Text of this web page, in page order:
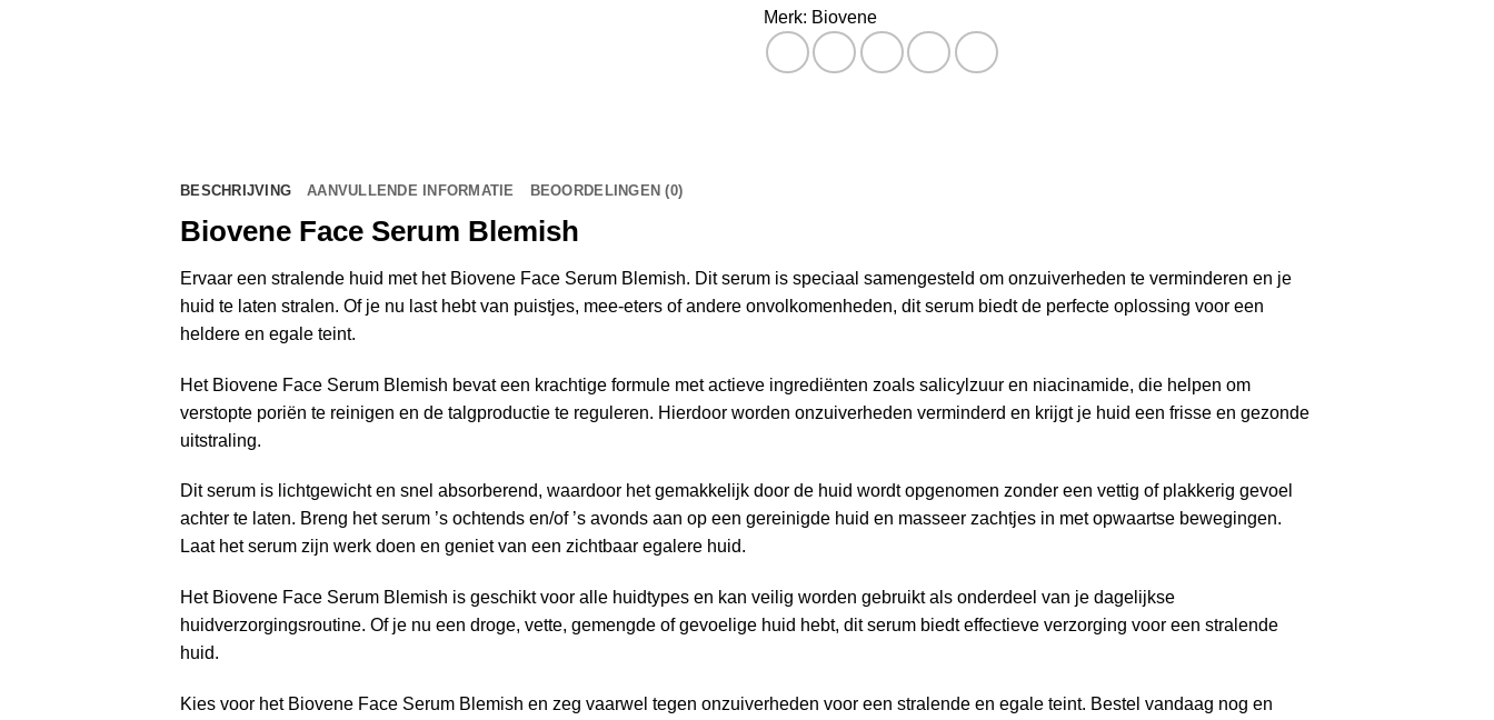
Merk: Biovene
BESCHRIJVING AANVULLENDE INFORMATIE BEOORDELINGEN (0)
Biovene Face Serum Blemish
Ervaar een stralende huid met het Biovene Face Serum Blemish. Dit serum is speciaal samengesteld om onzuiverheden te verminderen en je
huid te laten stralen. Of je nu last hebt van puistjes, mee-eters of andere onvolkomenheden, dit serum biedt de perfecte oplossing voor een
heldere en egale teint.
Het Biovene Face Serum Blemish bevat een krachtige formule met actieve ingrediënten zoals salicylzuur en niacinamide, die helpen om
verstopte poriën te reinigen en de talgproductie te reguleren. Hierdoor worden onzuiverheden verminderd en krijgt je huid een frisse en gezonde
uitstraling.
Dit serum is lichtgewicht en snel absorberend, waardoor het gemakkelijk door de huid wordt opgenomen zonder een vettig of plakkerig gevoel
achter te laten. Breng het serum ’s ochtends en/of ’s avonds aan op een gereinigde huid en masseer zachtjes in met opwaartse bewegingen.
Laat het serum zijn werk doen en geniet van een zichtbaar egalere huid.
Het Biovene Face Serum Blemish is geschikt voor alle huidtypes en kan veilig worden gebruikt als onderdeel van je dagelijkse
huidverzorgingsroutine. Of je nu een droge, vette, gemengde of gevoelige huid hebt, dit serum biedt effectieve verzorging voor een stralende
huid.
Kies voor het Biovene Face Serum Blemish en zeg vaarwel tegen onzuiverheden voor een stralende en egale teint. Bestel vandaag nog en